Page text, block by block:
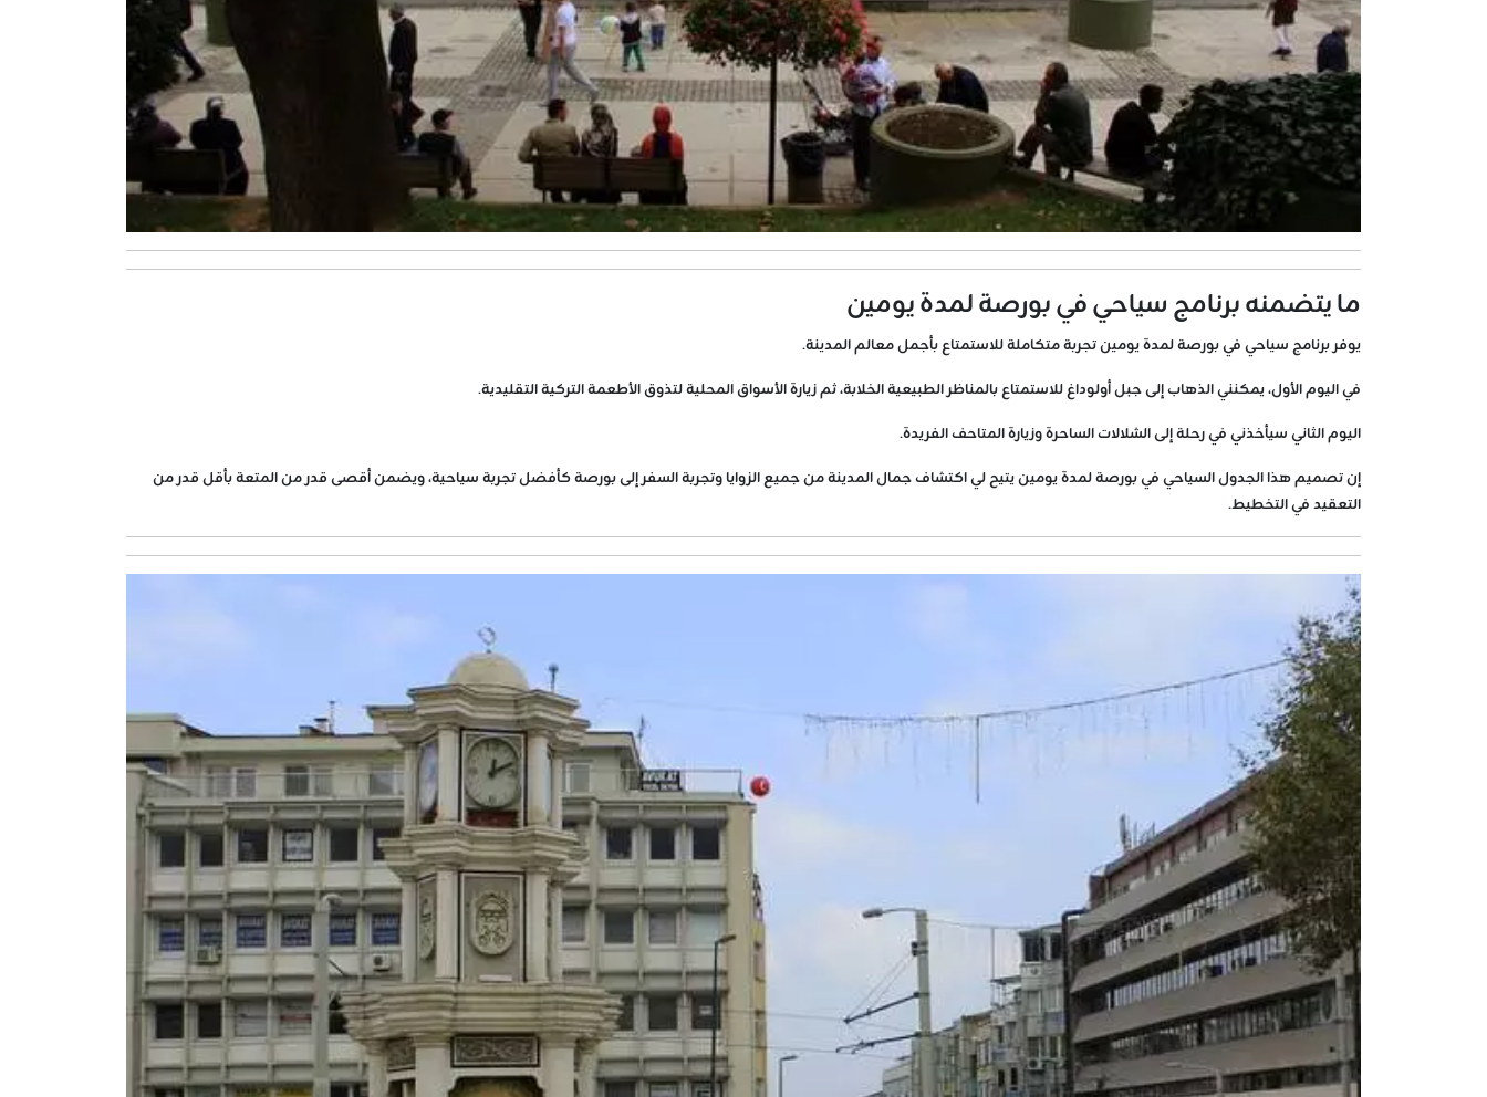
ما يتضمنه برنامج سياحي في بورصة لمدة يومين
يوفر برنامج سياحي في بورصة لمدة يومين تجربة متكاملة للاستمتاع بأجمل معالم المدينة.
في اليوم الأول، يمكنني الذهاب إلى جبل أولوداغ للاستمتاع بالمناظر الطبيعية الخلابة، ثم زيارة الأسواق المحلية لتذوق الأطعمة التركية التقليدية.
اليوم الثاني سيأخذني في رحلة إلى الشلالات الساحرة وزيارة المتاحف الفريدة.
إن تصميم هذا الجدول السياحي في بورصة لمدة يومين يتيح لي اكتشاف جمال المدينة من جميع الزوايا وتجربة السفر إلى بورصة كأفضل تجربة سياحية، ويضمن أقصى قدر من المتعة بأقل قدر من
التعقيد في التخطيط.